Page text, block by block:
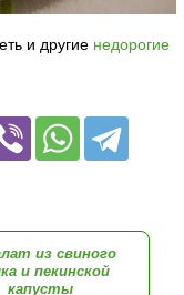
и другие недорогие